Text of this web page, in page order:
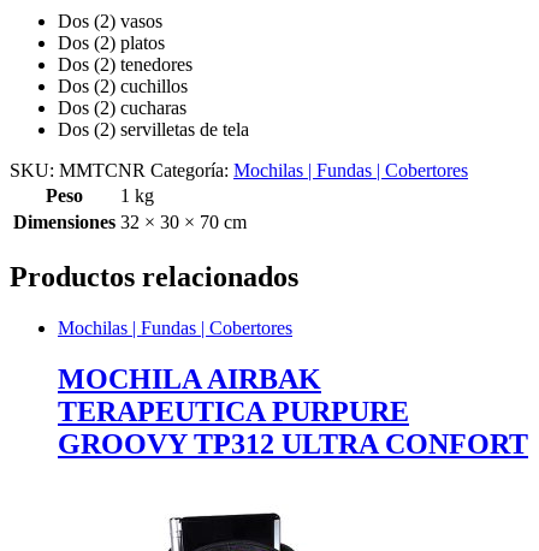
Dos (2) vasos
Dos (2) platos
Dos (2) tenedores
Dos (2) cuchillos
Dos (2) cucharas
Dos (2) servilletas de tela
SKU: MMTCNR Categoría: Mochilas | Fundas | Cobertores
Peso
1 kg
Dimensiones 32 × 30 × 70 cm
Productos relacionados
Mochilas | Fundas | Cobertores
MOCHILA AIRBAK
TERAPEUTICA PURPURE
GROOVY TP312 ULTRA CONFORT